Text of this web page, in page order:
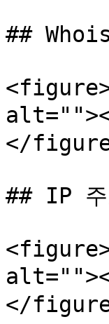
##
</
## IP 주
</